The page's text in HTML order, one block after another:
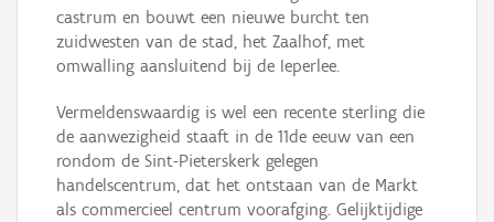
castrum en bouwt een nieuwe burcht ten
zuidwesten van de stad, het Zaalhof, met
omwalling aansluitend bij de Ieperlee.
Vermeldenswaardig is wel een recente sterling die
de aanwezigheid staaft in de 11de eeuw van een
rondom de Sint-Pieterskerk gelegen
handelscentrum, dat het ontstaan van de Markt
als commercieel centrum voorafging. Gelijktijdige